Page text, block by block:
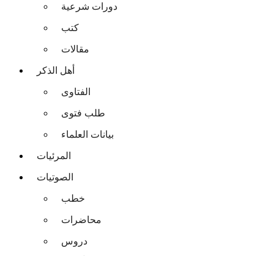
دورات شرعية
كتب
مقالات
أهل الذكر
الفتاوى
طلب فتوى
بيانات العلماء
المرئيات
الصوتيات
خطب
محاضرات
دروس